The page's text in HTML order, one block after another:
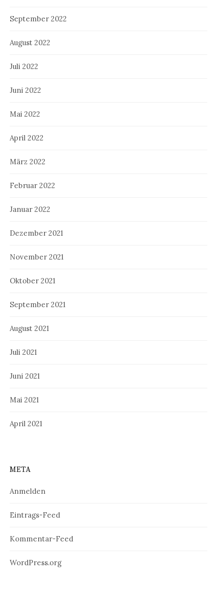
September 2022
August 2022
Juli 2022
Juni 2022
Mai 2022
April 2022
März 2022
Februar 2022
Januar 2022
Dezember 2021
November 2021
Oktober 2021
September 2021
August 2021
Juli 2021
Juni 2021
Mai 2021
April 2021
META
Anmelden
Eintrags-Feed
Kommentar-Feed
WordPress.org